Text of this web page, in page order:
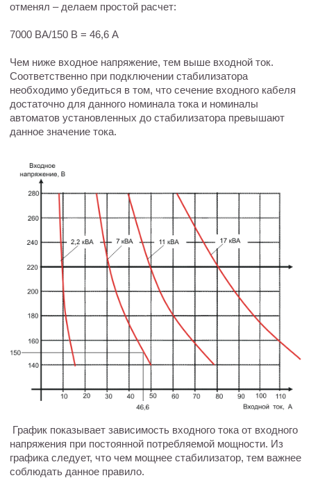
отменял – делаем простой расчет:
7000 ВА/150 В = 46,6 А
Чем ниже входное напряжение, тем выше входной ток.
Соответственно при подключении стабилизатора
необходимо убедиться в том, что сечение входного кабеля
достаточно для данного номинала тока и номиналы
автоматов установленных до стабилизатора превышают
данное значение тока.
График показывает зависимость входного тока от входного
напряжения при постоянной потребляемой мощности. Из
графика следует, что чем мощнее стабилизатор, тем важнее
соблюдать данное правило.